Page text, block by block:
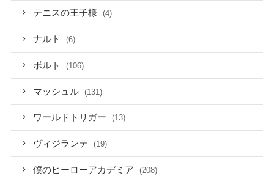
テニスの王子様 (4)
ナルト (6)
ボルト (106)
マッシュル (131)
ワールドトリガー (13)
ヴィジランテ (19)
僕のヒーローアカデミア (208)